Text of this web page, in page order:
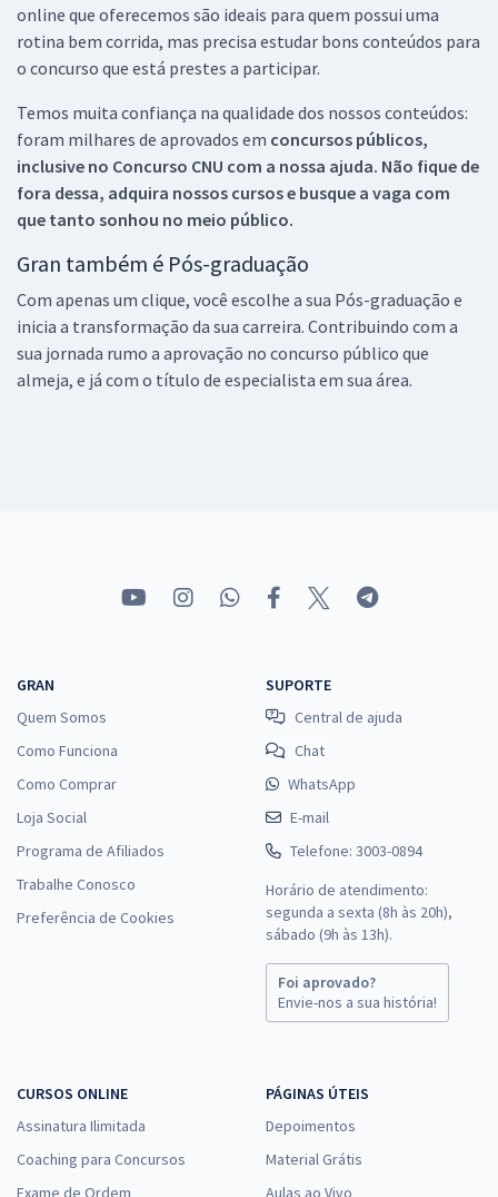
online que oferecemos são ideais para quem possui uma
rotina bem corrida, mas precisa estudar bons conteúdos para
o concurso que está prestes a participar.
Temos muita confiança na qualidade dos nossos conteúdos:
foram milhares de aprovados em concursos públicos,
inclusive no Concurso CNU com a nossa ajuda. Não fique de
fora dessa, adquira nossos cursos e busque a vaga com
que tanto sonhou no meio público.
Gran também é Pós-graduação
Com apenas um clique, você escolhe a sua Pós-graduação e
inicia a transformação da sua carreira. Contribuindo com a
sua jornada rumo a aprovação no concurso público que
almeja, e já com o título de especialista em sua área.
GRAN
Quem Somos
Como Funciona
Como Comprar
Loja Social
Programa de Afiliados
Trabalhe Conosco
Preferência de Cookies
SUPORTE
Central de ajuda
Chat
WhatsApp
E-mail
Telefone: 3003-0894
Horário de atendimento:
segunda a sexta (8h às 20h),
sábado (9h às 13h).
Foi aprovado?
Envie-nos a sua história!
CURSOS ONLINE
Assinatura Ilimitada
Coaching para Concursos
Exame de Ordem
PÁGINAS ÚTEIS
Depoimentos
Material Grátis
Aulas ao Vivo